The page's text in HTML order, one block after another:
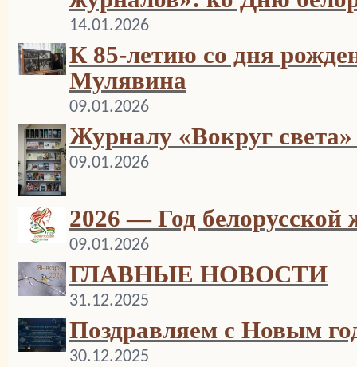
14.01.2026
К 85-летию со дня
Мулявина
09.01.2026
Журналу «Вокруг
09.01.2026
2026 — Год
09.01.2026
ГЛАВНЫЕ НОВОСТИ
31.12.2025
Поздравляем с Новым
30.12.2025